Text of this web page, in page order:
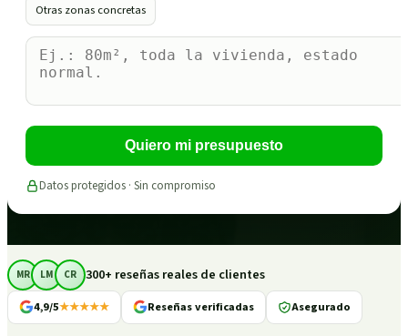
Otras zonas concretas
Quiero mi presupuesto
Datos protegidos · Sin compromiso
MR LM CR 300+ reseñas reales de clientes
4,9/5★★★★★ Reseñas verificadas Asegurado